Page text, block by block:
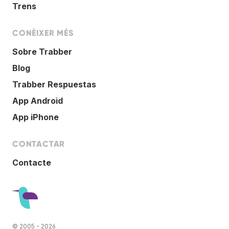
Trens
CONÈIXER MÉS
Sobre Trabber
Blog
Trabber Respuestas
App Android
App iPhone
CONTACTAR
Contacte
© 2005 - 2026